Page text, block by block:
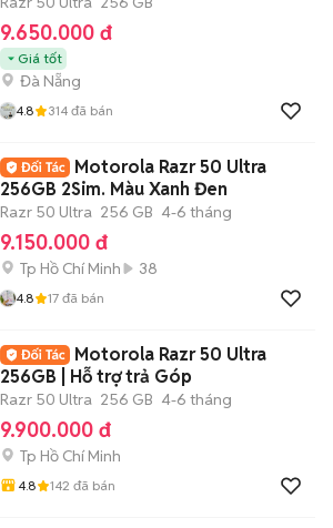
9.650.000 đ
Giá tốt
Đà Nẵng
4.8 314 đã bán
Motorola Razr 50 Ultra
256GB 2Sim. Màu Xanh Đen
Razr 50 Ultra 256 GB 4-6 tháng
9.150.000 đ
Tp Hồ Chí Minh 38
4.8 17 đã bán
Motorola Razr 50 Ultra
256GB | Hỗ trợ trả Góp
Razr 50 Ultra 256 GB 4-6 tháng
9.900.000 đ
Tp Hồ Chí Minh
4.8 142 đã bán